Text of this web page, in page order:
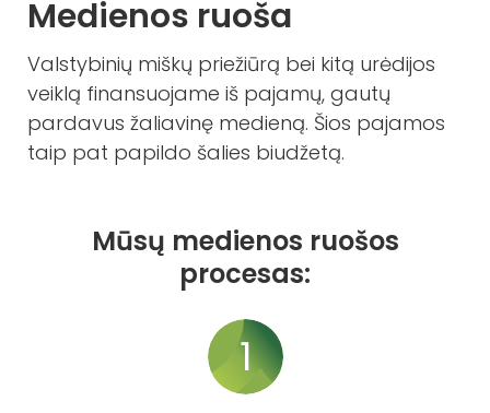
Medienos ruoša
Valstybinių miškų priežiūrą bei kitą urėdijos
veiklą finansuojame iš pajamų, gautų
pardavus žaliavinę medieną. Šios pajamos
taip pat papildo šalies biudžetą.
Mūsų medienos ruošos
procesas:
1